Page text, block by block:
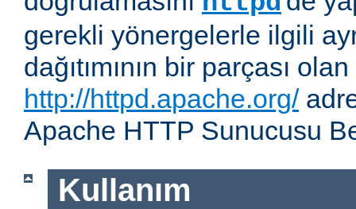
gerekli yönergelerle ilgili
dağıtımının bir parçası
http://httpd.apache.org/
Apache HTTP Sunucusu
Kullanım